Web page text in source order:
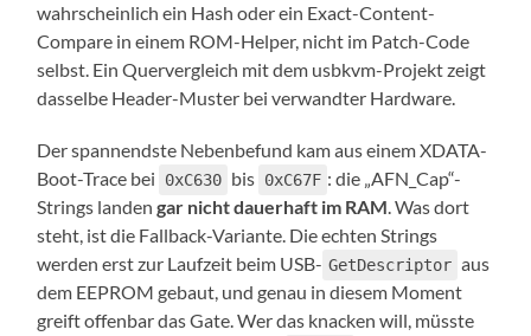
wahrscheinlich ein Hash oder ein Exact-Content-
Compare in einem ROM-Helper, nicht im Patch-Code
selbst. Ein Quervergleich mit dem usbkvm-Projekt zeigt
dasselbe Header-Muster bei verwandter Hardware.
Der spannendste Nebenbefund kam aus einem XDATA-
Boot-Trace bei
0xC630 bis 0xC67F : die „AFN_Cap“-
Strings landengar nicht dauerhaft im RAM. Was dort
steht, ist die Fallback-Variante. Die echten Strings
werden erst zur Laufzeit beim USB- GetDescriptor aus
dem EEPROM gebaut, und genau in diesem Moment
greift offenbar das Gate. Wer das knacken will, müsste